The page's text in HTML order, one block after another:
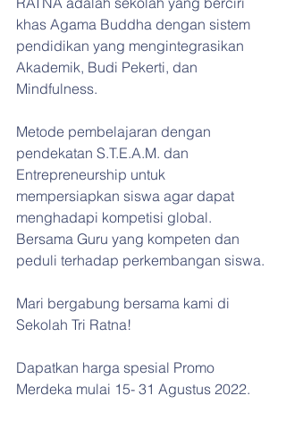
khas Agama Buddha dengan sistem
pendidikan yang mengintegrasikan
Akademik, Budi Pekerti, dan
Mindfulness.
Metode pembelajaran dengan
pendekatan S.T.E.A.M. dan
Entrepreneurship untuk
mempersiapkan siswa agar dapat
menghadapi kompetisi global.
Bersama Guru yang kompeten dan
peduli terhadap perkembangan siswa.
Mari bergabung bersama kami di
Sekolah Tri Ratna!
Dapatkan harga spesial Promo
Merdeka mulai 15- 31 Agustus 2022.